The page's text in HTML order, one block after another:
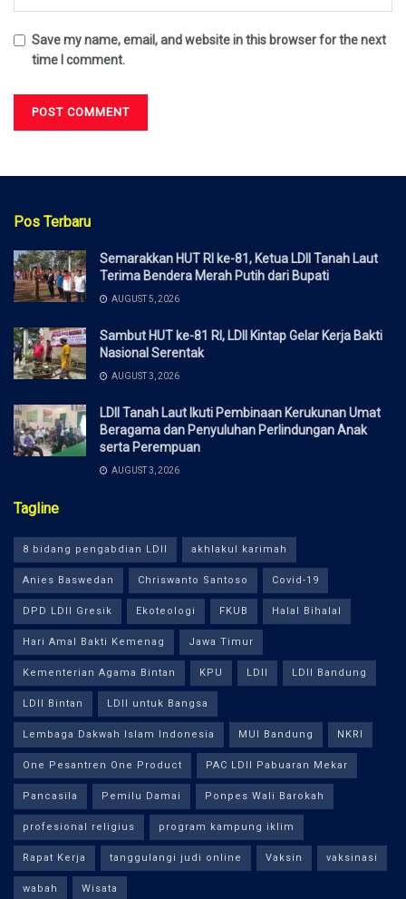
Save my name, email, and website in this browser for the next
time I comment.
Pos Terbaru
Semarakkan HUT RI ke-81, Ketua LDII Tanah Laut
Terima Bendera Merah Putih dari Bupati
AUGUST 5, 2026
Sambut HUT ke-81 RI, LDII Kintap Gelar Kerja Bakti
Nasional Serentak
AUGUST 3, 2026
LDII Tanah Laut Ikuti Pembinaan Kerukunan Umat
Beragama dan Penyuluhan Perlindungan Anak
serta Perempuan
AUGUST 3, 2026
Tagline
8 bidang pengabdian LDII akhlakul karimah
Anies Baswedan Chriswanto Santoso Covid-19
DPD LDII Gresik Ekoteologi FKUB Halal Bihalal
Hari Amal Bakti Kemenag Jawa Timur
Kementerian Agama Bintan KPU LDII LDII Bandung
LDII Bintan LDII untuk Bangsa
Lembaga Dakwah Islam Indonesia MUI Bandung NKRI
One Pesantren One Product PAC LDII Pabuaran Mekar
Pancasila Pemilu Damai Ponpes Wali Barokah
profesional religius program kampung iklim
Rapat Kerja tanggulangi judi online Vaksin vaksinasi
wabah Wisata